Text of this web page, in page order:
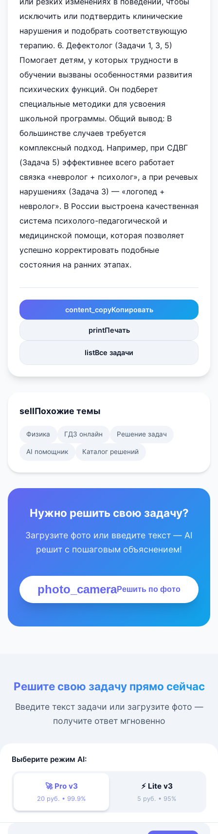
исключить или подтвердить клинические
нарушения и подобрать соответствующую
терапию. 6. Дефектолог (Задачи 1, 3, 5)
Помогает детям, у которых трудности в
обучении вызваны особенностями развития
психических функций. Он подберет
специальные методики для усвоения
школьной программы. Общий вывод: В
большинстве случаев требуется
комплексный подход. Например, при СДВГ
(Задача 5) эффективнее всего работает
связка «невролог + психолог», а при речевых
нарушениях (Задача 3) — «логопед +
невролог». В России выстроена качественная
система психолого-педагогической и
медицинской помощи, которая позволяет
успешно корректировать подобные
состояния на ранних этапах.
content_copyКопировать
printПечать
listВсе задачи
sellПохожие темы
Физика ГДЗ онлайн Решение задач
AI помощник Каталог решений
Нужно решить свою задачу?
Загрузите фото или введите текст — AI
решит с пошаговым объяснением!
photo_cameraРешить по фото
Решите свою задачу прямо сейчас
Введите текст задачи или загрузите фото —
получите ответ мгновенно
Выберите режим AI:
🚀 Pro v3
20 руб. • 99.9%
⚡ Lite v3
5 руб. • 95%